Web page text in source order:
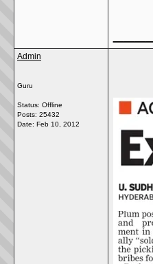
Admin
Guru
Status: Offline
Posts: 25432
Date: Feb 10, 2012